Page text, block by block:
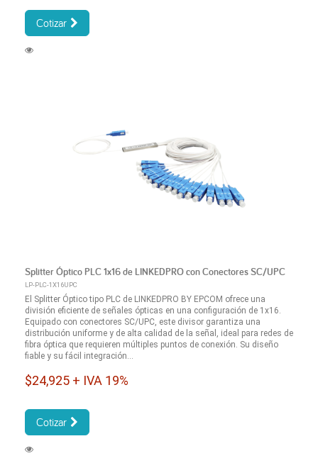
Cotizar
Splitter Óptico PLC 1x16 de LINKEDPRO con Conectores SC/UPC
LP-PLC-1X16UPC
El Splitter Óptico tipo PLC de LINKEDPRO BY EPCOM ofrece una
división eficiente de señales ópticas en una configuración de 1x16.
Equipado con conectores SC/UPC, este divisor garantiza una
distribución uniforme y de alta calidad de la señal, ideal para redes de
fibra óptica que requieren múltiples puntos de conexión. Su diseño
fiable y su fácil integración...
$24,925 + IVA 19%
Cotizar